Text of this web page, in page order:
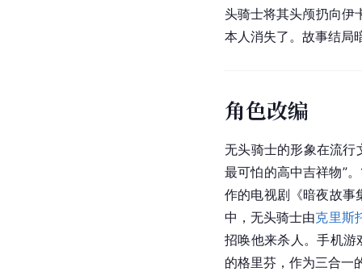
头骑士将其头颅扔向伊
本人消失了。故事结局
角色改编
无头骑士的形象在流行
最可怕的高中吉祥物”
作的电视剧《暗夜故事
中，无头骑士由克里斯
招唤他来杀人。手机
的格里芬，作为三合一